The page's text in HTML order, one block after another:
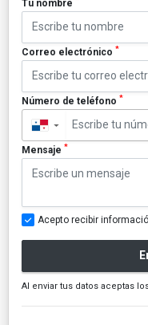
Tu nombre
Correo electrónico *
Número de teléfono *
▼
Mensaje *
Acepto recibir
Al enviar tus datos aceptas